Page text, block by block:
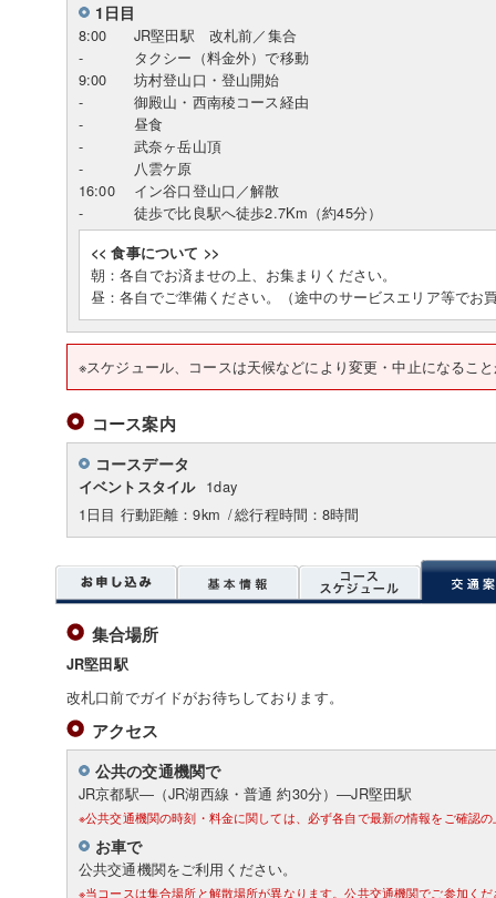
1日目
8:00
JR堅田駅 改札前／集合
-
タクシー（料金外）で移動
9:00
坊村登山口・登山開始
-
御殿山・西南稜コース経由
-
昼食
-
武奈ヶ岳山頂
-
八雲ケ原
16:00
イン谷口登山口／解散
-
徒歩で比良駅へ徒歩2.7Km（約45分）
<< 食事について >>
朝：各自でお済ませの上、お集まりください。
昼：各自でご準備ください。（途中のサービスエリア等でお
※スケジュール、コースは天候などにより変更・中止になるこ
コース案内
コースデータ
イベントスタイル 1day
1日目 行動距離：9km /総行程時間：8時間
集合場所
JR堅田駅
改札口前でガイドがお待ちしております。
アクセス
公共の交通機関で
JR京都駅―（JR湖西線・普通 約30分）―JR堅田駅
※公共交通機関の時刻・料金に関しては、必ず各自で最新の情報をご確認
お車で
公共交通機関をご利用ください。
※当コースは集合場所と解散場所が異なります。公共交通機関でご参加く